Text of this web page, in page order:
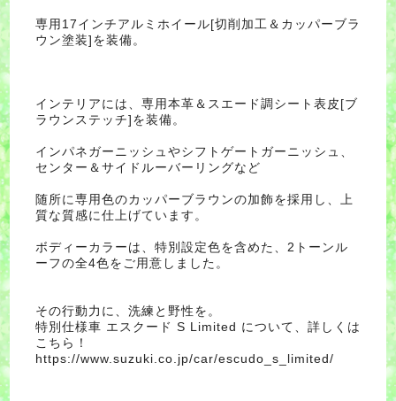
専用17インチアルミホイール[切削加工＆カッパーブラ
ウン塗装]を装備。
インテリアには、専用本革＆スエード調シート表皮[ブ
ラウンステッチ]を装備。
インパネガーニッシュやシフトゲートガーニッシュ、
センター＆サイドルーバーリングなど
随所に専用色のカッパーブラウンの加飾を採用し、上
質な質感に仕上げています。
ボディーカラーは、特別設定色を含めた、2トーンル
ーフの全4色をご用意しました。
その行動力に、洗練と野性を。
特別仕様車 エスクード S Limited について、詳しくは
こちら！
https://www.suzuki.co.jp/car/escudo_s_limited/